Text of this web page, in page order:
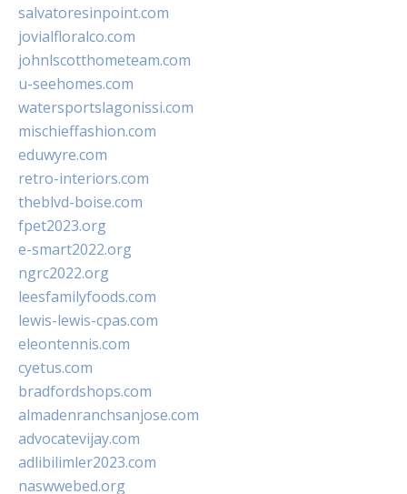
salvatoresinpoint.com
jovialfloralco.com
johnlscotthometeam.com
u-seehomes.com
watersportslagonissi.com
mischieffashion.com
eduwyre.com
retro-interiors.com
theblvd-boise.com
fpet2023.org
e-smart2022.org
ngrc2022.org
leesfamilyfoods.com
lewis-lewis-cpas.com
eleontennis.com
cyetus.com
bradfordshops.com
almadenranchsanjose.com
advocatevijay.com
adlibilimler2023.com
naswwebed.org